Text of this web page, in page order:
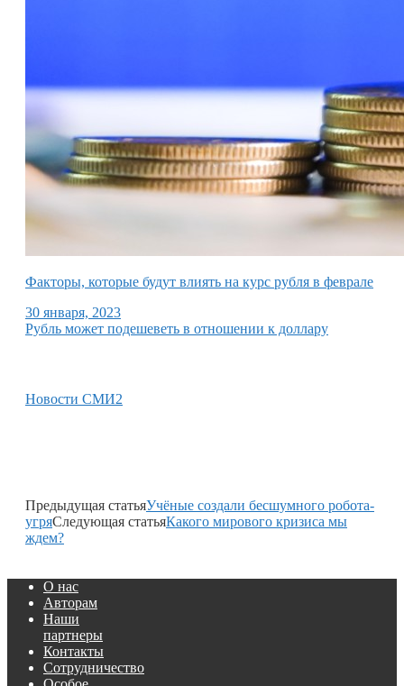
Факторы, которые будут влиять на курс рубля в феврале
30 января, 2023
Рубль может подешеветь в отношении к доллару
Новости СМИ2
Предыдущая статьяУчёные создали бесшумного робота-
угряСледующая статьяКакого мирового кризиса мы
ждем?
О нас
Авторам
Наши
партнеры
Контакты
Сотрудничество